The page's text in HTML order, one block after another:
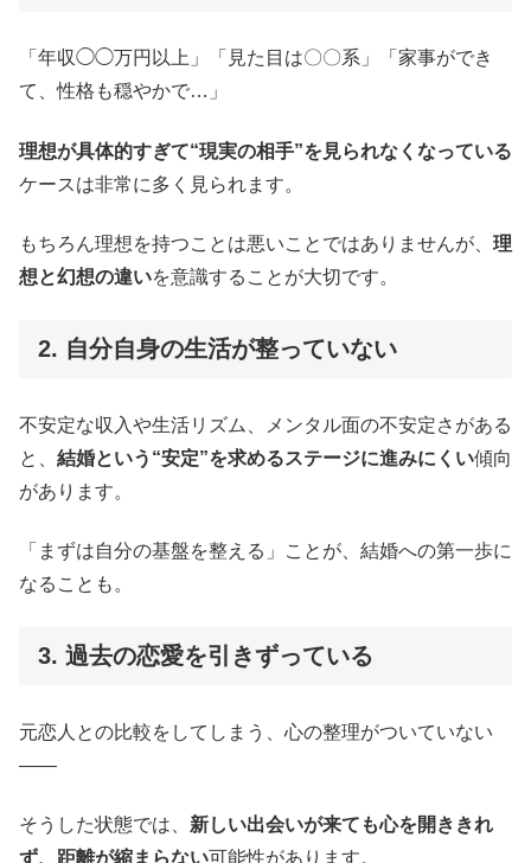
「年収◯◯万円以上」「見た目は〇〇系」「家事ができ
て、性格も穏やかで…」
理想が具体的すぎて“現実の相手”を見られなくなっている
ケースは非常に多く見られます。
もちろん理想を持つことは悪いことではありませんが、 理
想と幻想の違いを意識することが大切です。
2. 自分自身の生活が整っていない
不安定な収入や生活リズム、メンタル面の不安定さがある
と、 結婚という“安定”を求めるステージに進みにくい傾向
があります。
「まずは自分の基盤を整える」ことが、結婚への第一歩に
なることも。
3. 過去の恋愛を引きずっている
元恋人との比較をしてしまう、心の整理がついていない
――
そうした状態では、 新しい出会いが来ても心を開ききれ
ず、距離が縮まらない可能性があります。